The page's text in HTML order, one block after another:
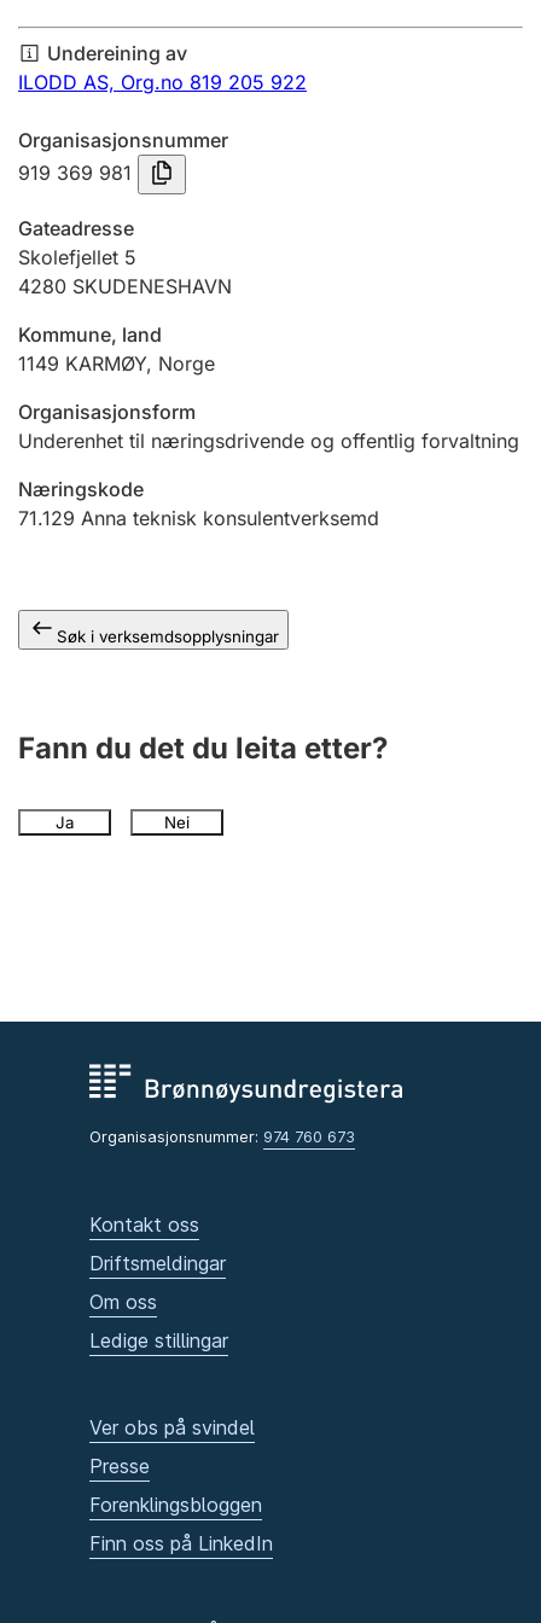
Årsrekneskap
Innsending og forseinkingsgebyr
Tinglysing
Jeger
Betaling og jegeravgiftskort
Ektepaktrettleiaren
Undereining av
ILODD AS, Org.no 819 205 922
Organisasjonsnummer
919 369 981
Gateadresse
Skolefjellet 5
4280 SKUDENESHAVN
Kommune, land
1149 KARMØY, Norge
Organisasjonsform
Underenhet til næringsdrivende og offentlig forvaltning
Næringskode
71.129 Anna teknisk konsulentverksemd
Søk i verksemdsopplysningar
Fann du det du leita etter?
Ja Nei
Organisasjonsnummer: 974 760 673
Kontakt oss
Driftsmeldingar
Om oss
Ledige stillingar
Ver obs på svindel
Presse
Forenklingsbloggen
Finn oss på LinkedIn